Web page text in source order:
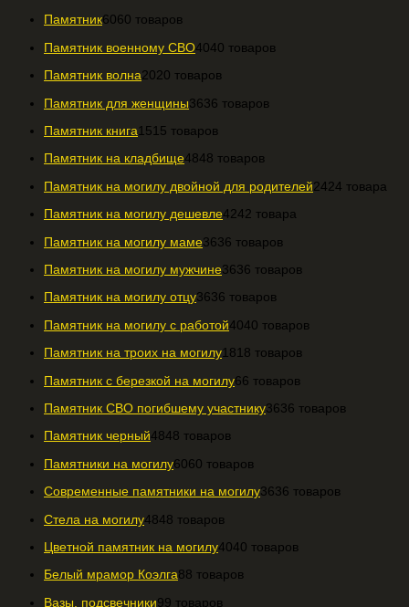
Памятник6060 товаров
Памятник военному СВО4040 товаров
Памятник волна2020 товаров
Памятник для женщины3636 товаров
Памятник книга 15 15 товаров
Памятник на кладбище4848 товаров
Памятник на могилу двойной для родителей2424 товара
Памятник на могилу дешевле4242 товара
Памятник на могилу маме3636 товаров
Памятник на могилу мужчине3636 товаров
Памятник на могилу отцу3636 товаров
Памятник на могилу с работой4040 товаров
Памятник на троих на могилу1818 товаров
Памятник с березкой на могилу66 товаров
Памятник СВО погибшему участнику3636 товаров
Памятник черный4848 товаров
Памятники на могилу6060 товаров
Современные памятники на могилу3636 товаров
Стела на могилу4848 товаров
Цветной памятник на могилу4040 товаров
Белый мрамор Коэлга88 товаров
Вазы, подсвечники99 товаров